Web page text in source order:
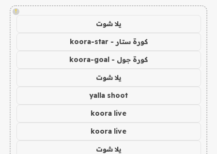
!
يلا شوت
كورة ستار - koora-star
كورة جول - koora-goal
يلا شوت
yalla shoot
koora live
koora live
يلا شوت